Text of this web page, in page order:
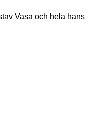
Vasa och hela hans